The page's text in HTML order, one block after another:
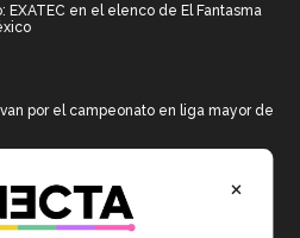
EXATEC en el elenco de El Fantasma
por el campeonato en liga mayor de
PrepaTec Qro al teatro musical en
×